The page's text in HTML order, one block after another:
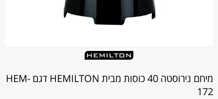
מיחם נירוסטה 40 כוסות מבית HEMILTON דגם HEM-
172